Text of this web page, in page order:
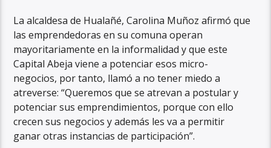
La alcaldesa de Hualañé, Carolina Muñoz afirmó que
las emprendedoras en su comuna operan
mayoritariamente en la informalidad y que este
Capital Abeja viene a potenciar esos micro-
negocios, por tanto, llamó a no tener miedo a
atreverse: “Queremos que se atrevan a postular y
potenciar sus emprendimientos, porque con ello
crecen sus negocios y además les va a permitir
ganar otras instancias de participación”.